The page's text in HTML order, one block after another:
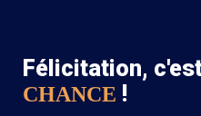
SOLDES : -15% sur toute la
Félicitation,
CHANCE !